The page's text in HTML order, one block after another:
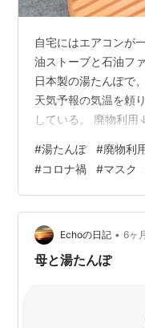
自宅にはエアコンが
油ストーブと石油フ
日本製の湯たんぽで
天気予報の気温を頼
している。 廃物利用
寒いので、我ながら
製↓ コロナ禍の折り
です。装着したまま
感じたことはない。
や大きさが私の顔に
もいただいたので、
#湯たんぽ #廃物利
#コロナ禍 #マスク
Echoの日記 • 6ヶ
母と湯たんぽ